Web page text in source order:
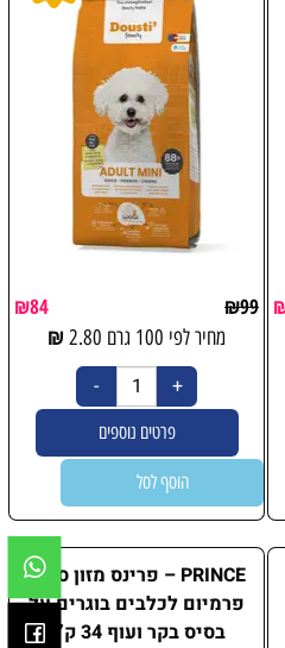
₪99
₪84
מחיר לפי 100 גרם 2.80
₪
פרטים נוספים
הוסף לסל
PRINCE – פרינס מזון סופר
פרמיום לכלבים בוגרים על
בסיס בקר ועוף 34 ק”ג